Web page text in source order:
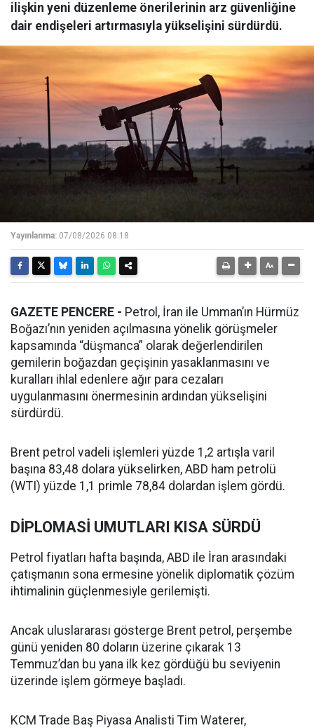
ilişkin yeni düzenleme önerilerinin arz güvenliğine
dair endişeleri artırmasıyla yükselişini sürdürdü.
Yayınlanma: 07/08/2026 08:18
GAZETE PENCERE - Petrol, İran ile Umman’ın Hürmüz
Boğazı’nın yeniden açılmasına yönelik görüşmeler
kapsamında “düşmanca” olarak değerlendirilen
gemilerin boğazdan geçişinin yasaklanmasını ve
kuralları ihlal edenlere ağır para cezaları
uygulanmasını önermesinin ardından yükselişini
sürdürdü.
Brent petrol vadeli işlemleri yüzde 1,2 artışla varil
başına 83,48 dolara yükselirken, ABD ham petrolü
(WTI) yüzde 1,1 primle 78,84 dolardan işlem gördü.
DİPLOMASİ UMUTLARI KISA SÜRDÜ
Petrol fiyatları hafta başında, ABD ile İran arasındaki
çatışmanın sona ermesine yönelik diplomatik çözüm
ihtimalinin güçlenmesiyle gerilemişti.
Ancak uluslararası gösterge Brent petrol, perşembe
günü yeniden 80 doların üzerine çıkarak 13
Temmuz’dan bu yana ilk kez gördüğü bu seviyenin
üzerinde işlem görmeye başladı.
KCM Trade Baş Piyasa Analisti Tim Waterer,